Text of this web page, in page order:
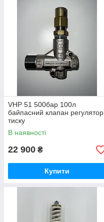
VHP 51 500бар 100л
байпасний клапан регулятор
тиску
В наявності
22 900 ₴
Купити